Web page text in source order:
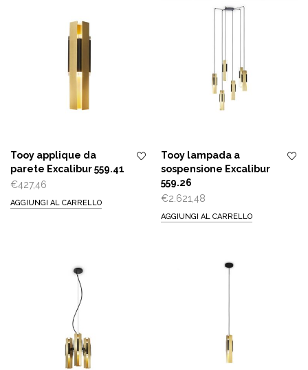
Tooy applique da
parete Excalibur 559.41
€427,46
AGGIUNGI AL CARRELLO
Tooy lampada a
sospensione Excalibur
559.26
€2.621,48
AGGIUNGI AL CARRELLO